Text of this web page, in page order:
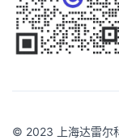
© 2023 上海达雷尔